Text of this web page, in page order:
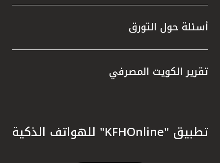
أسئلة حول التورق
تقرير الكويت المصرفي
تطبيق "KFHOnline" للهواتف الذكية